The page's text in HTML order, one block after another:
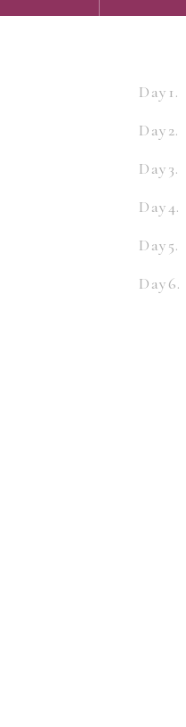
Day1.
Day2.
Day3.
Day4.
Day5.
Day6.